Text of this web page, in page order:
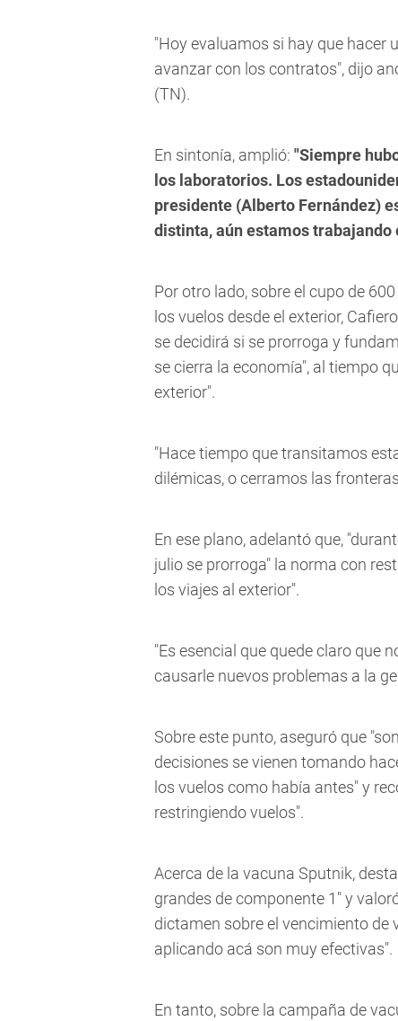
"Hoy evaluamos si hay que
avanzar con los contratos", dijo
(TN).
En sintonía, amplió: "Siempre
los laboratorios. Los
presidente (Alberto Fernández)
distinta, aún estamos trabajando
Por otro lado, sobre el cupo de
los vuelos desde el exterior,
se decidirá si se prorroga y
se cierra la economía", al tiempo
exterior".
"Hace tiempo que transitamos
dilémicas, o cerramos las
En ese plano, adelantó que,
julio se prorroga" la norma con
los viajes al exterior".
"Es esencial que quede claro que
causarle nuevos problemas a la
Sobre este punto, aseguró que
decisiones se vienen tomando
los vuelos como había antes" y
restringiendo vuelos".
Acerca de la vacuna Sputnik,
grandes de componente 1" y
dictamen sobre el vencimiento de
aplicando acá son muy efectivas".
En tanto, sobre la campaña de